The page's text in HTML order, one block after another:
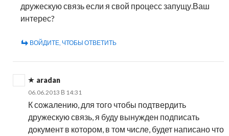
дружескую связь если я свой процесс запущу.Ваш
интерес?
ВОЙДИТЕ, ЧТОБЫ ОТВЕТИТЬ
aradan
06.06.2013 В 14:31
К сожалению, для того чтобы подтвердить
дружескую связь, я буду вынужден подписать
документ в котором, в том числе, будет написано что